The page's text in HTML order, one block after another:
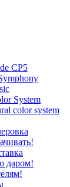
CP5
System
color system
даром!